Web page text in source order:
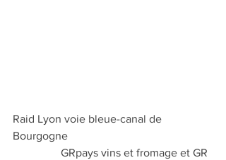
Raid Lyon voie bleue-canal de
Bourgogne